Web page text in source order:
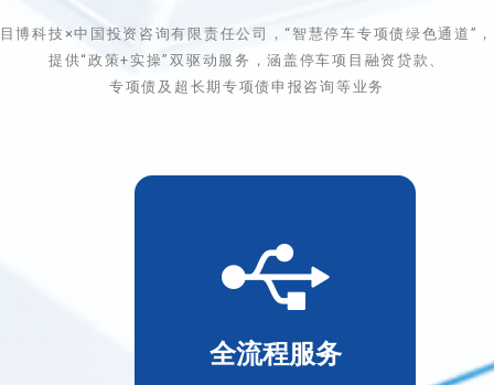
目博科技×中国投资咨询有限责任公司，“智慧停车专项债绿色通道”，
提供“政策+实操”双驱动服务，涵盖停车项目融资贷款、
专项债及超长期专项债申报咨询等业务
全流程服务